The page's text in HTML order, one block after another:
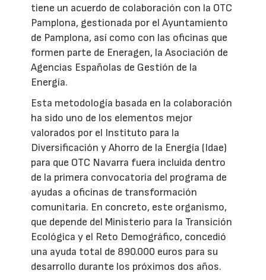
tiene un acuerdo de colaboración con la OTC
Pamplona, gestionada por el Ayuntamiento
de Pamplona, así como con las oficinas que
formen parte de Eneragen, la Asociación de
Agencias Españolas de Gestión de la
Energía.
Esta metodología basada en la colaboración
ha sido uno de los elementos mejor
valorados por el Instituto para la
Diversificación y Ahorro de la Energía (Idae)
para que OTC Navarra fuera incluida dentro
de la primera convocatoria del programa de
ayudas a oficinas de transformación
comunitaria. En concreto, este organismo,
que depende del Ministerio para la Transición
Ecológica y el Reto Demográfico, concedió
una ayuda total de 890.000 euros para su
desarrollo durante los próximos dos años.